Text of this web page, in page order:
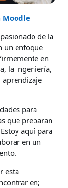
Moodle
de la
un enfoque
en
la ingeniería,
aprendizaje
para
que preparan
aquí para
en un
esta
en;